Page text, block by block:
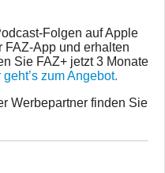
Folgen auf Apple
FAZ-App und erhalten
Sie FAZ+ jetzt 3 Monate
geht’s zum Angebot.
Werbepartner finden Sie